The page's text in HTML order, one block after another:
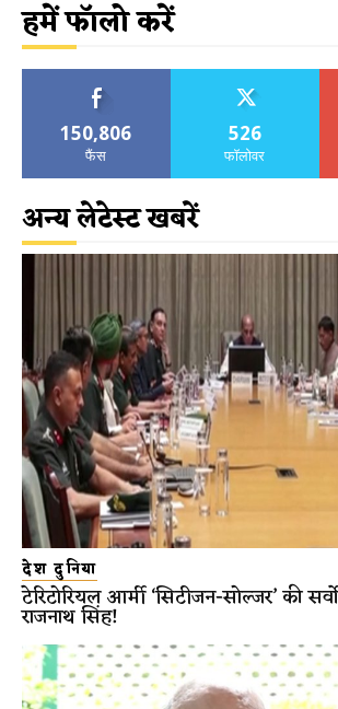
हमें फॉलो करें
150,806
फैंस
526
फॉलोवर
अन्य लेटेस्ट खबरें
देश दुनिया
टेरिटोरियल आर्मी ‘सिटीजन-सोल्जर’ की
राजनाथ सिंह!